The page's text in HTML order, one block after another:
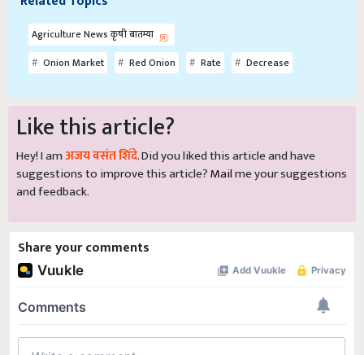
Agriculture News कृषी बातम्या
Onion Market
Red Onion Rate Decrease
Like this article?
Hey! I amअजय वसंत शिंदे. Did you liked this article and have
suggestions to improve this article?Mailme your suggestions
and feedback.
Share your comments